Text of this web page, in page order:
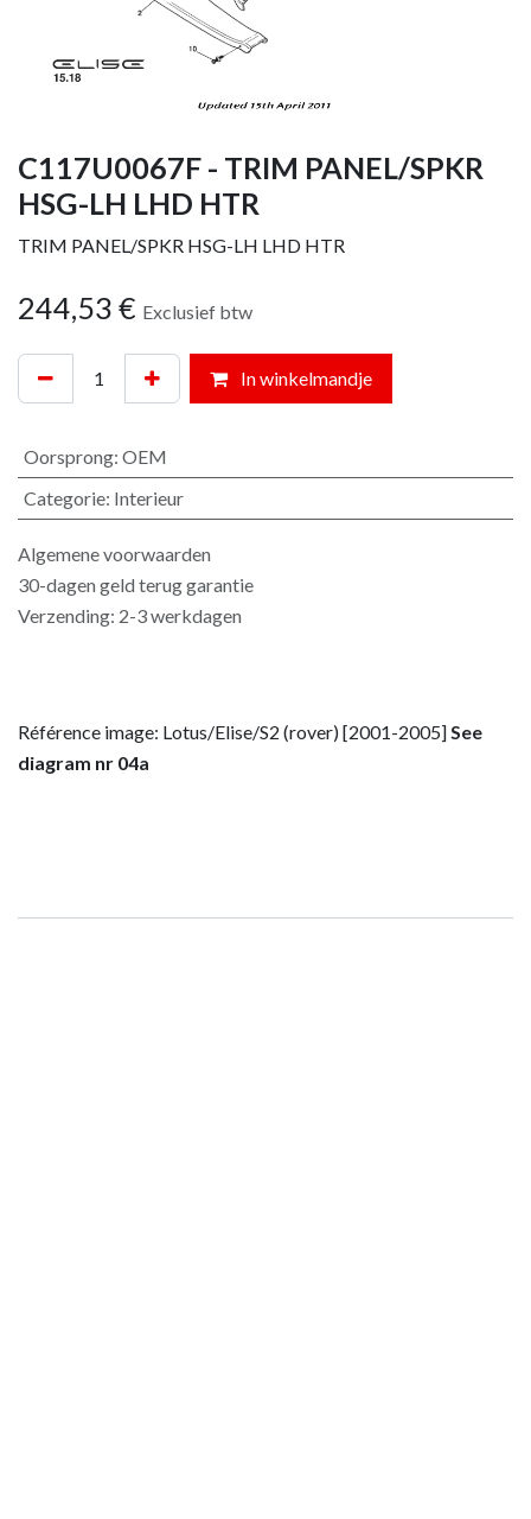
C117U0067F - TRIM PANEL/SPKR
HSG-LH LHD HTR
TRIM PANEL/SPKR HSG-LH LHD HTR
244,53 € Exclusief btw
In winkelmandje
Oorsprong: OEM
Categorie: Interieur
Algemene voorwaarden
30-dagen geld terug garantie
Verzending: 2-3 werkdagen
Référence image: Lotus/Elise/S2 (rover) [2001-2005]See
diagram nr 04a